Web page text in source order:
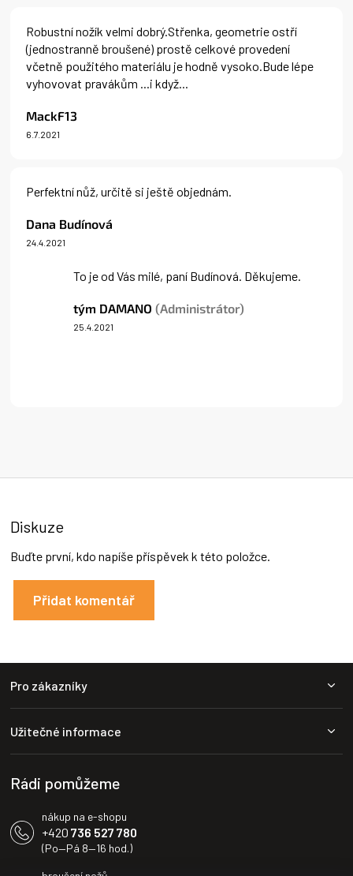
MackF13
Hodnocení produktu je 5 z 5 hvězdiček.
6.7.2021
Robustní nožík velmi dobrý.Střenka, geometrie ostří
(jednostranně broušené) prostě celkové provedení
včetně použitého materiálu je hodně vysoko.Bude lépe
vyhovovat pravákům ...i když...
Dana Budínová
Hodnocení produktu je 5 z 5 hvězdiček.
24.4.2021
Perfektní nůž, určitě si ještě objednám.
tým DAMANO (Administrátor)
25.4.2021
To je od Vás milé, paní Budínová. Děkujeme.
Diskuze
Buďte první, kdo napíše příspěvek k této položce.
Přidat komentář
Pro zákazníky
Užitečné informace
Rádi pomůžeme
nákup na e-shopu
+420 736 527 780
(Po—Pá 8—16 hod.)